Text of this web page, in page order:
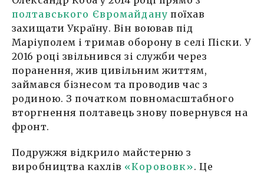
полтавського Євромайдану поїхав
захищати Україну. Він воював під
Маріуполем і тримав оборону в селі Піски. У
2016 році звільнився зі служби через
поранення, жив цивільним життям,
займався бізнесом та проводив час з
родиною. З початком повномасштабного
вторгнення полтавець знову повернувся на
фронт.
Подружжя відкрило майстерню з
виробництва кахлів «Корововк». Це